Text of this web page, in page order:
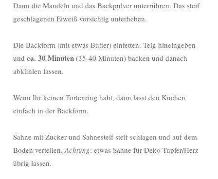
Dann die Mandeln und das Backpulver unterrühren. Das steif
geschlagenen Eiweiß vorsichtig unterheben.
Die Backform (mit etwas Butter) einfetten. Teig hineingeben
und ca. 30 Minuten (35-40 Minuten) backen und danach
abkühlen lassen.
Wenn Ihr keinen Tortenring habt, dann lasst den Kuchen
einfach in der Backform.
Sahne mit Zucker und Sahnesteif steif schlagen und auf dem
Boden verteilen.Achtung: etwas Sahne für Deko-Tupfer/Herz
übrig lassen.